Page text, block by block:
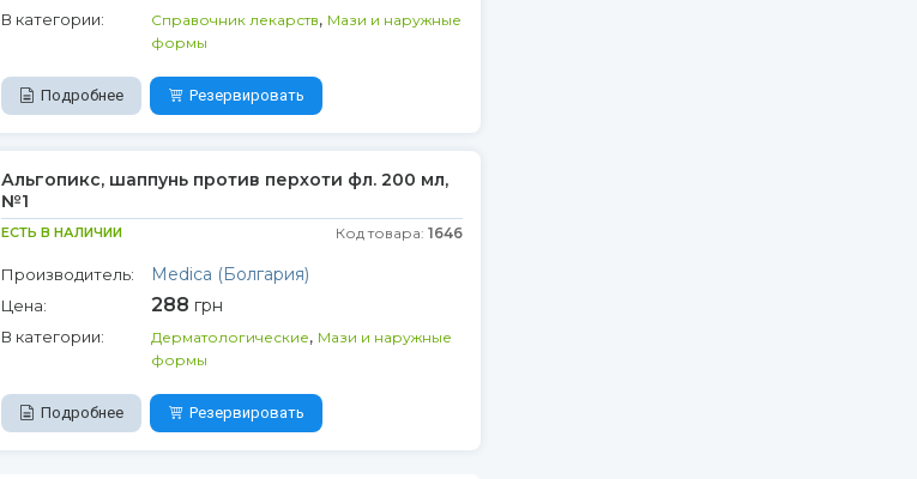
В категории: Справочник лекарств, Мази и наружные
формы
Подробнее Резервировать
Альгопикс, шаппунь против перхоти фл. 200 мл,
№1
ЕСТЬ В НАЛИЧИИ Код товара: 1646
Производитель: Medica (Болгария)
Цена: 288 грн
В категории: Дерматологические, Мази и наружные
формы
Подробнее Резервировать